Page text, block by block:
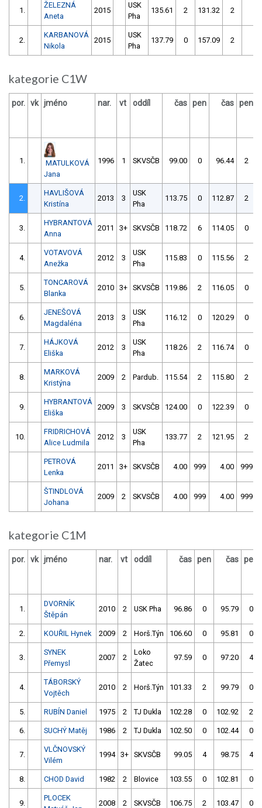
1.
ŽELEZNÁ
Aneta
2015
USK
Pha
135.61 2 131.32 2
2.
KARBANOVÁ
Nikola
2015
USK
Pha
137.79 0 157.09 2
kategorie C1W
por. vk jméno nar. vt oddíl čas pen čas pen
1.
MATULKOVÁ
Jana
1996 1 SKVSČB 99.00 0 96.44 2
2.
HAVLIŠOVÁ
Kristína
2013 3
USK
Pha
113.75 0 112.87 2
3.
HYBRANTOVÁ
Anna
2011 3+ SKVSČB 118.72 6 114.05 0
4.
VOTAVOVÁ
Anežka
2012 3
USK
Pha
115.83 0 115.56 2
5.
TONCAROVÁ
Blanka
2010 3+ SKVSČB 119.86 2 116.05 0
6.
JENEŠOVÁ
Magdaléna
2013 3
USK
Pha
116.12 0 120.29 0
7.
HÁJKOVÁ
Eliška
2012 3
USK
Pha
118.26 2 116.74 0
8.
MARKOVÁ
Kristýna
2009 2 Pardub. 115.54 2 115.80 2
9.
HYBRANTOVÁ
Eliška
2009 3 SKVSČB 124.00 0 122.39 0
10.
FRIDRICHOVÁ
Alice Ludmila
2012 3
USK
Pha
133.77 2 121.95 2
PETROVÁ
Lenka
2011 3+ SKVSČB 4.00 999 4.00 999
ŠTINDLOVÁ
Johana
2009 2 SKVSČB 4.00 999 4.00 999
kategorie C1M
por. vk jméno nar. vt oddíl čas pen čas pen
1.
DVORNÍK
Štěpán
2010 2 USK Pha 96.86 0 95.79 0
2. KOUŘIL Hynek 2009 2 Horš.Týn 106.60 0 95.81 0
3.
SYNEK
Přemysl
2007 2
Loko
Žatec
97.59 0 97.20 4
4.
TÁBORSKÝ
Vojtěch
2010 2 Horš.Týn 101.33 2 99.79 0
5. RUBÍN Daniel 1975 2 TJ Dukla 102.28 0 102.92 2
6. SUCHÝ Matěj 1986 2 TJ Dukla 102.50 0 102.44 0
7.
VLČNOVSKÝ
Vilém
1994 3+ SKVSČB 99.05 4 98.75 4
8. CHOD David 1982 2 Blovice 103.55 0 102.81 0
9.
PLOCEK
2008 2 SKVSČB 106.75 2 103.47 0